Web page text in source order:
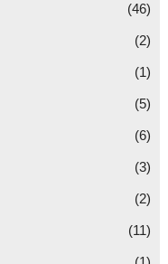
(46)
(2)
(1)
(5)
(6)
(3)
(2)
(11)